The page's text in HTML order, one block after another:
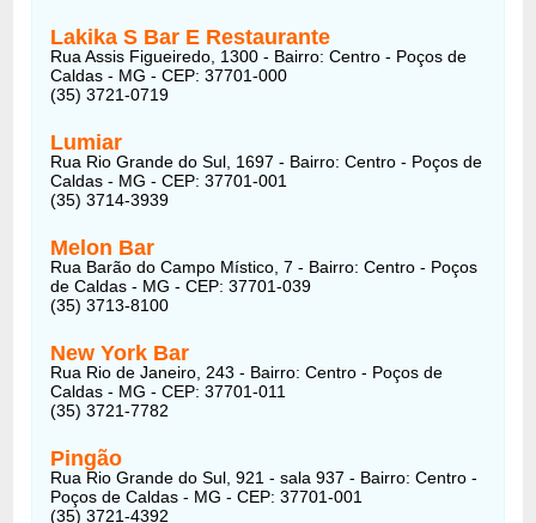
Lakika S Bar E Restaurante
Rua Assis Figueiredo, 1300 - Bairro: Centro - Poços de
Caldas - MG - CEP: 37701-000
(35) 3721-0719
Lumiar
Rua Rio Grande do Sul, 1697 - Bairro: Centro - Poços de
Caldas - MG - CEP: 37701-001
(35) 3714-3939
Melon Bar
Rua Barão do Campo Místico, 7 - Bairro: Centro - Poços
de Caldas - MG - CEP: 37701-039
(35) 3713-8100
New York Bar
Rua Rio de Janeiro, 243 - Bairro: Centro - Poços de
Caldas - MG - CEP: 37701-011
(35) 3721-7782
Pingão
Rua Rio Grande do Sul, 921 - sala 937 - Bairro: Centro -
Poços de Caldas - MG - CEP: 37701-001
(35) 3721-4392